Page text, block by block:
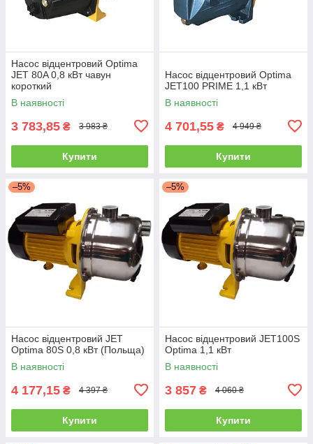
Насос відцентровий Optima
JET 80A 0,8 кВт чавун
короткий
В наявності
3 783,85 ₴ 3 983 ₴
Купити
Насос відцентровий Optima
JET100 PRIME 1,1 кВт
В наявності
4 701,55 ₴ 4 949 ₴
Купити
–5%
Насос відцентровий JET
Optima 80S 0,8 кВт (Польща)
В наявності
4 177,15 ₴ 4 397 ₴
Купити
–5%
Насос відцентровий JET100S
Optima 1,1 кВт
В наявності
3 857 ₴ 4 060 ₴
Купити